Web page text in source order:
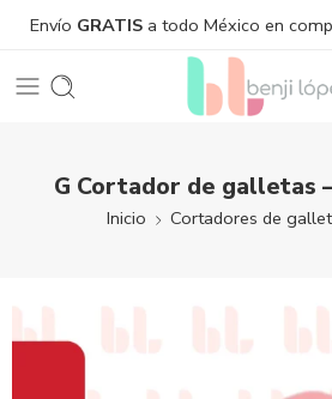
Envío GRATIS a todo México en
G Cortador de galletas
Inicio Cortadores de